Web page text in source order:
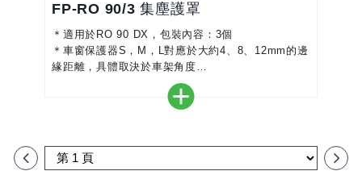
FP-RO 90/3 集塵護罩
＊適用於RO 90 DX，包裝內容：3個
＊車窗保護器S，M，L對應於大約4、8、12mm的邊
緣距離，具體取決於車架角度
＊一套-3種尺寸：S，M，L用於不同角度和寬度的護
＊保護工件和底盤
＊節省耗時的返工